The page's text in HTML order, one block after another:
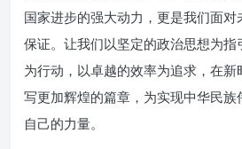
国家进步的强大动力，更是我们面
保证。让我们以坚定的政治思想为指
为行动，以卓越的效率为追求，在
写更加辉煌的篇章，为实现中华民
自己的力量。